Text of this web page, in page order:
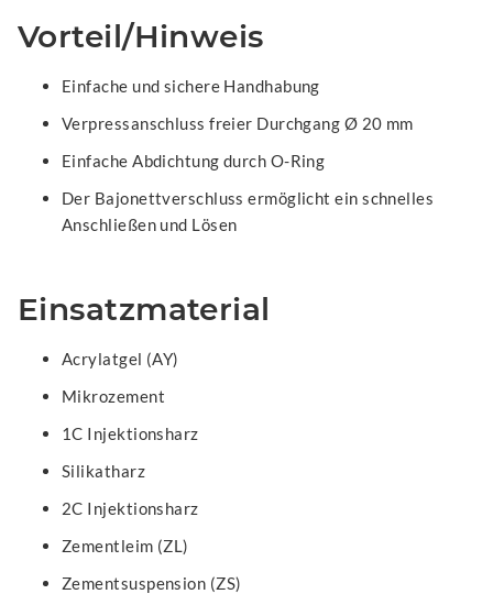
Vorteil/Hinweis
Einfache und sichere Handhabung
Verpressanschluss freier Durchgang Ø 20 mm
Einfache Abdichtung durch O-Ring
Der Bajonettverschluss ermöglicht ein schnelles
Anschließen und Lösen
Einsatzmaterial
Acrylatgel (AY)
Mikrozement
1C Injektionsharz
Silikatharz
2C Injektionsharz
Zementleim (ZL)
Zementsuspension (ZS)